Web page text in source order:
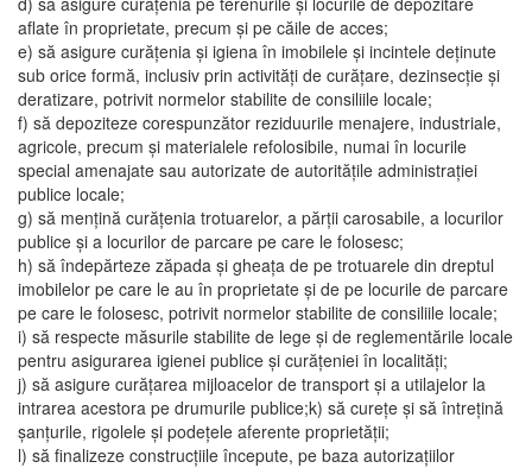
aflate în proprietate, precum și pe căile de acces;
e) să asigure curățenia și igiena în imobilele și incintele deținute
sub orice formă, inclusiv prin activități de curățare, dezinsecție și
deratizare, potrivit normelor stabilite de consiliile locale;
f) să depoziteze corespunzător reziduurile menajere, industriale,
agricole, precum și materialele refolosibile, numai în locurile
special amenajate sau autorizate de autoritățile administrației
publice locale;
g) să mențină curățenia trotuarelor, a părții carosabile, a locurilor
publice și a locurilor de parcare pe care le folosesc;
h) să îndepărteze zăpada și gheața de pe trotuarele din dreptul
imobilelor pe care le au în proprietate și de pe locurile de parcare
pe care le folosesc, potrivit normelor stabilite de consiliile locale;
i) să respecte măsurile stabilite de lege și de reglementările locale
pentru asigurarea igienei publice și curățeniei în localități;
j) să asigure curățarea mijloacelor de transport și a utilajelor la
intrarea acestora pe drumurile publice;k) să curețe și să întrețină
șanțurile, rigolele și podețele aferente proprietății;
l) să finalizeze construcțiile începute, pe baza autorizațiilor